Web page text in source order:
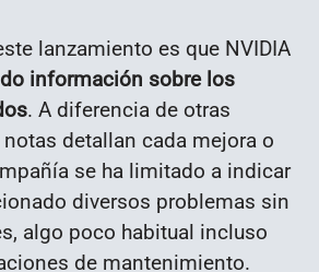
lanzamiento es que NVIDIA
información sobre los
. A diferencia de otras
detallan cada mejora o
se ha limitado a indicar
diversos problemas sin
algo poco habitual incluso
de mantenimiento.